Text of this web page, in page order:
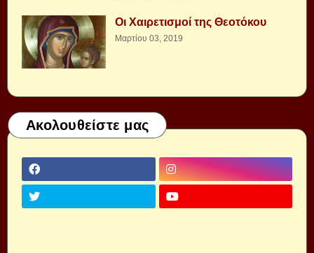
Οι Χαιρετισμοί της Θεοτόκου
Μαρτίου 03, 2019
Ακολουθείστε μας